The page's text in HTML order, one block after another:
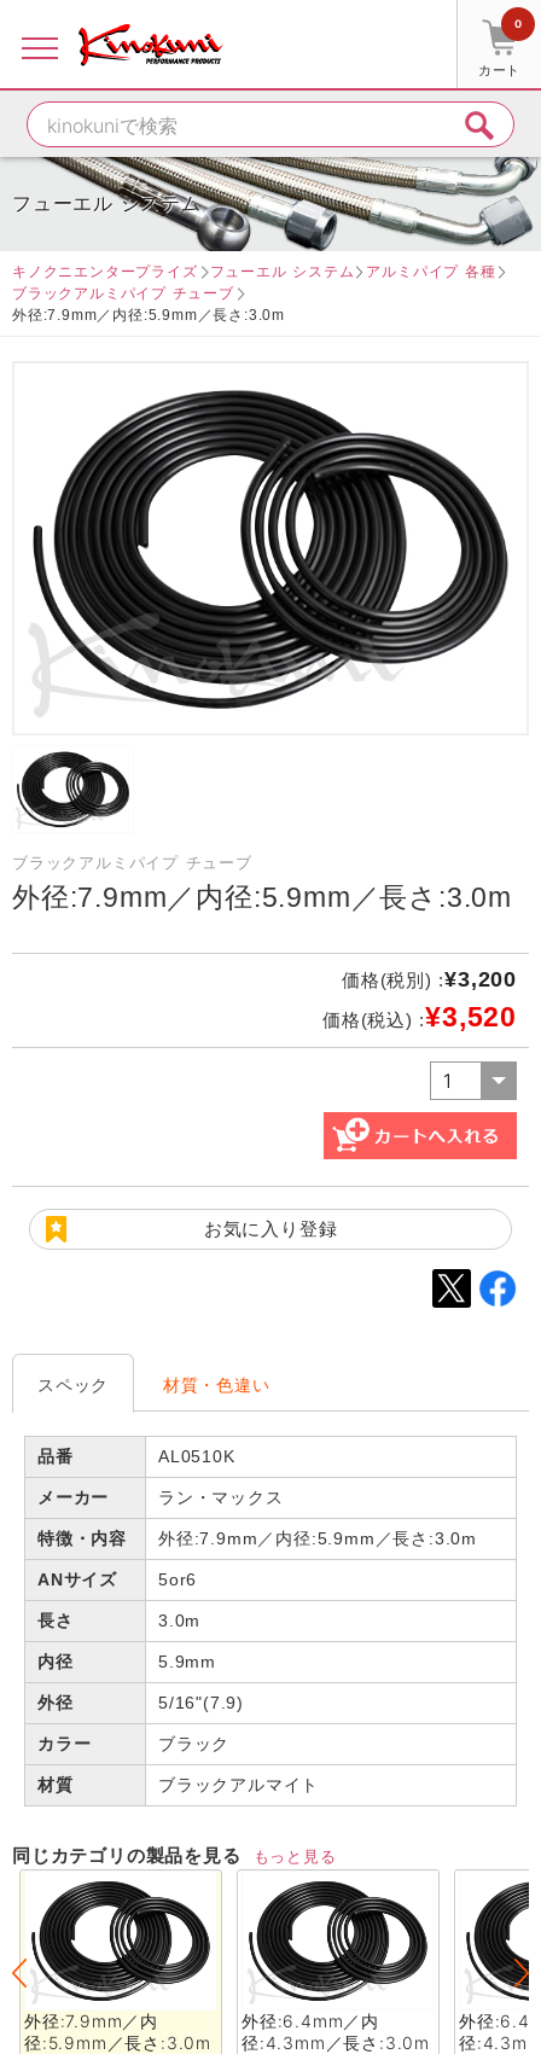
カート
0
フューエル システム
キノクニエンタープライズ フューエル システム
アルミパイプ 各種
ブラックアルミパイプ チューブ
外径:7.9mm／内径:5.9mm／長さ:3.0m
ブラックアルミパイプ チューブ
外径:7.9mm／内径:5.9mm／長さ:3.0m
価格(税別) :¥3,200
価格(税込) :¥3,520
お気に入り登録
スペック 材質・色違い
品番 AL0510K
メーカー ラン・マックス
特徴・内容 外径:7.9mm／内径:5.9mm／長さ:3.0m
ANサイズ 5or6
長さ 3.0m
内径 5.9mm
外径 5/16"(7.9)
カラー ブラック
材質 ブラックアルマイト
同じカテゴリの製品を見る もっと見る
外径:7.9mm／内
径:5.9mm／長さ:3.0m
外径:6.4mm／内
径:4.3mm／長さ:3.0m
外径
径